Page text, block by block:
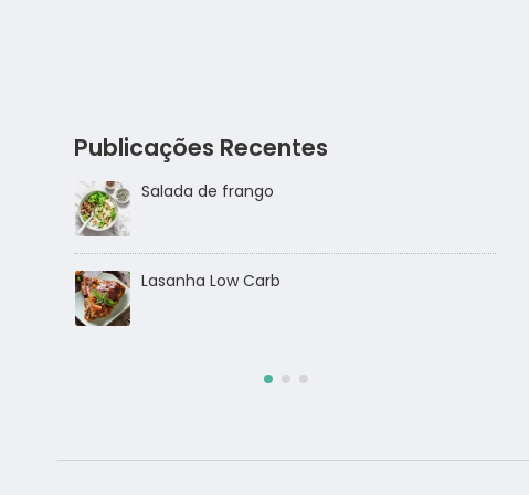
Publicações Recentes
Salmão com crosta de sésamo
Salada de frango ao molho alho